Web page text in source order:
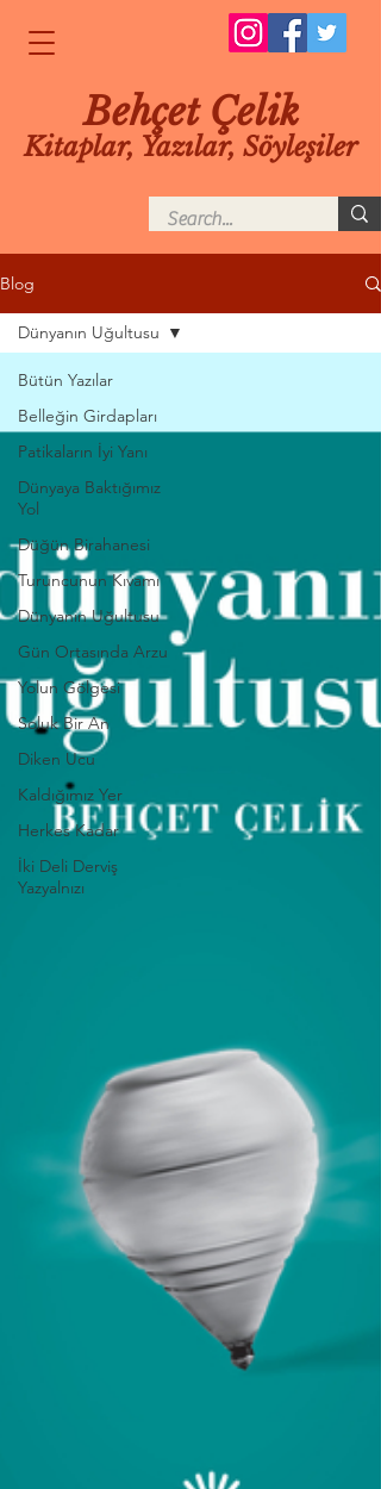
Behçet Çelik
Kitaplar, Yazılar, Söyleşiler
Blog
Bütün Yazılar
Belleğin Girdapları
Patikaların İyi Yanı
Dünyaya Baktığımız
Yol
Düğün Birahanesi
Turuncunun Kıvamı
Dünyanın Uğultusu
Gün Ortasında Arzu
Yolun Gölgesi
Soluk Bir An
Diken Ucu
Kaldığımız Yer
Herkes Kadar
İki Deli Derviş
Yazyalnızı
Dünyanın Uğultusu